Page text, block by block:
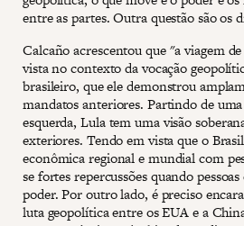
entre as partes. Outra questão são os
Calcaño acrescentou que "a viagem
vista no contexto da vocação
brasileiro, que ele demonstrou
mandatos anteriores. Partindo de
esquerda, Lula tem uma visão
exteriores. Tendo em vista que o
econômica regional e mundial com
se fortes repercussões quando
poder. Por outro lado, é preciso
luta geopolítica entre os EUA e a